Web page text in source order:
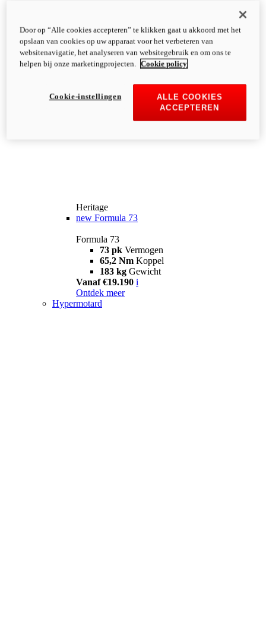
Heritage
new Formula 73
Formula 73
73 pk Vermogen
65,2 Nm Koppel
183 kg Gewicht
Vanaf €19.190 i
Ontdek meer
Hypermotard
Door op “Alle cookies accepteren” te klikken gaat u akkoord met het
opslaan van cookies op uw apparaat voor het verbeteren van
websitenavigatie, het analyseren van websitegebruik en om ons te
helpen bij onze marketingprojecten.
Cookie policy
ALLE COOKIES
ACCEPTEREN
Cookie-instellingen